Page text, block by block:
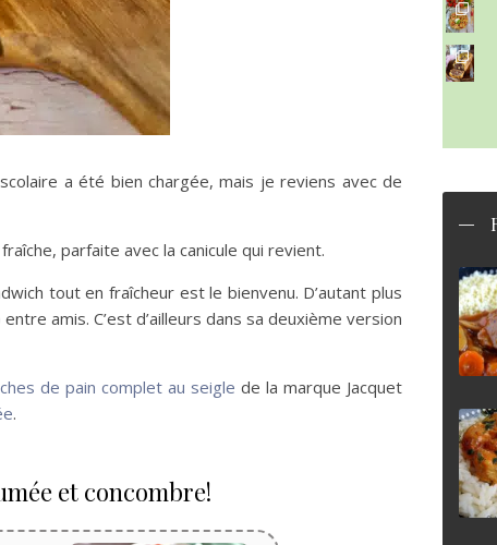
a été bien chargée, mais je reviens avec de
parfaite avec la canicule qui revient.
tout en fraîcheur est le bienvenu. D’autant plus
amis. C’est d’ailleurs dans sa deuxième version
de pain complet au seigle de la marque Jacquet
.
et concombre!
~ SALADE DE PÂTES AUX DEUX TOMATES THON ET BURRA